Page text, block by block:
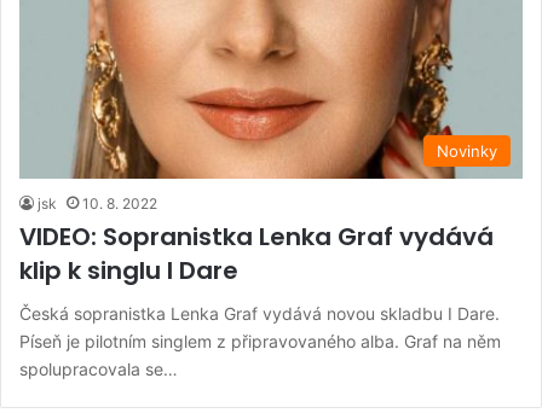
Novinky
jsk 10. 8. 2022
VIDEO: Sopranistka Lenka Graf vydává
klip k singlu I Dare
Česká sopranistka Lenka Graf vydává novou skladbu I Dare.
Píseň je pilotním singlem z připravovaného alba. Graf na něm
spolupracovala se…